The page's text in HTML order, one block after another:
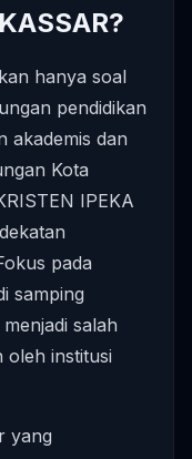
hanya soal
pendidikan
akademis dan
Kota
IPEKA
pada
samping
salah
oleh institusi
yang